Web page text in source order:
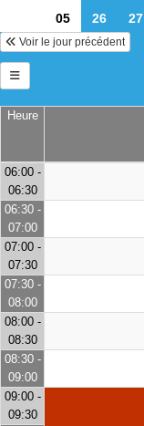
05
26 27
Voir le jour précédent
Heure
06:00 -
06:30
06:30 -
07:00
07:00 -
07:30
07:30 -
08:00
08:00 -
08:30
08:30 -
09:00
09:00 -
09:30